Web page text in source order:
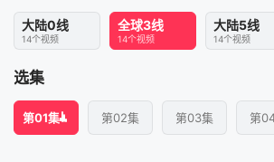
大陆0线
14个视频
全球3线
14个视频
大陆5线
14个视频
选集
第01集 第02集 第03集 第